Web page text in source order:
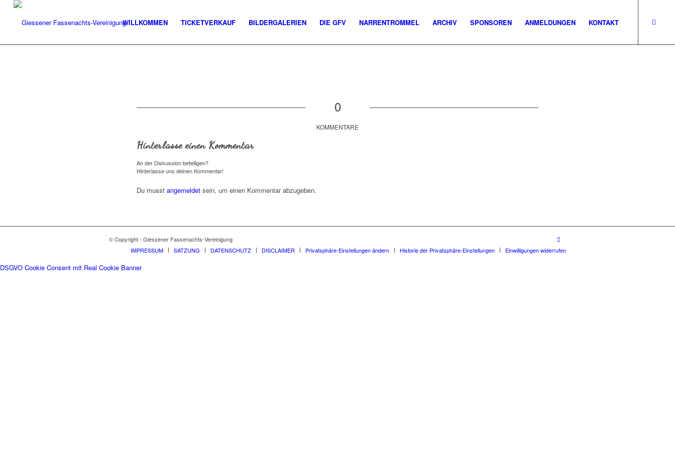
WILLKOMMEN TICKETVERKAUF BILDERGALERIEN DIE GFV NARRENTROMMEL ARCHIV SPONSOREN ANMELDUNGEN KONTAKT
0
KOMMENTARE
Hinterlasse einen Kommentar
An der Diskussion beteiligen?
Hinterlasse uns deinen Kommentar!
Du musst angemeldet sein, um einen Kommentar abzugeben.
© Copyright - Giessener Fassenachts-Vereinigung
IMPRESSUM
SATZUNG DATENSCHUTZ DISCLAIMER Privatsphäre-Einstellungen ändern Historie der Privatsphäre-Einstellungen Einwilligungen widerrufen
DSGVO Cookie Consent mit Real Cookie Banner